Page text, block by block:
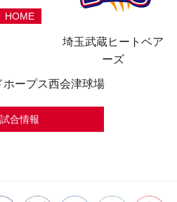
HOME
埼玉武蔵ヒートベア
ーズ
ホープス西会津球場
試合情報